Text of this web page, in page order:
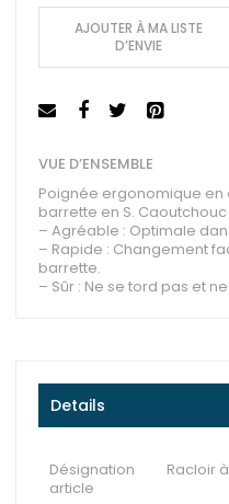
AJOUTER À MA LISTE
D’ENVIE
VUE D’ENSEMBLE
Poignée ergonomique
barrette en S.
– Agréable : Optimale
– Rapide : Changement
barrette.
– Sûr : Ne se tord pas et
Details
Désignation
article
Racloir